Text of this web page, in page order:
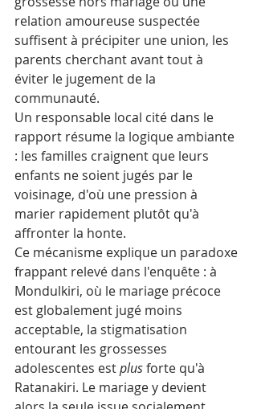
relation amoureuse suspectée
suffisent à précipiter une union, les
parents cherchant avant tout à
éviter le jugement de la
communauté.
Un responsable local cité dans le
rapport résume la logique ambiante
: les familles craignent que leurs
enfants ne soient jugés par le
voisinage, d'où une pression à
marier rapidement plutôt qu'à
affronter la honte.
Ce mécanisme explique un paradoxe
frappant relevé dans l'enquête : à
Mondulkiri, où le mariage précoce
est globalement jugé moins
acceptable, la stigmatisation
entourant les grossesses
adolescentes est plus forte qu'à
Ratanakiri. Le mariage y devient